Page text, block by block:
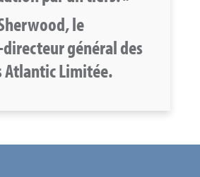
le
général des
Atlantic Limitée.